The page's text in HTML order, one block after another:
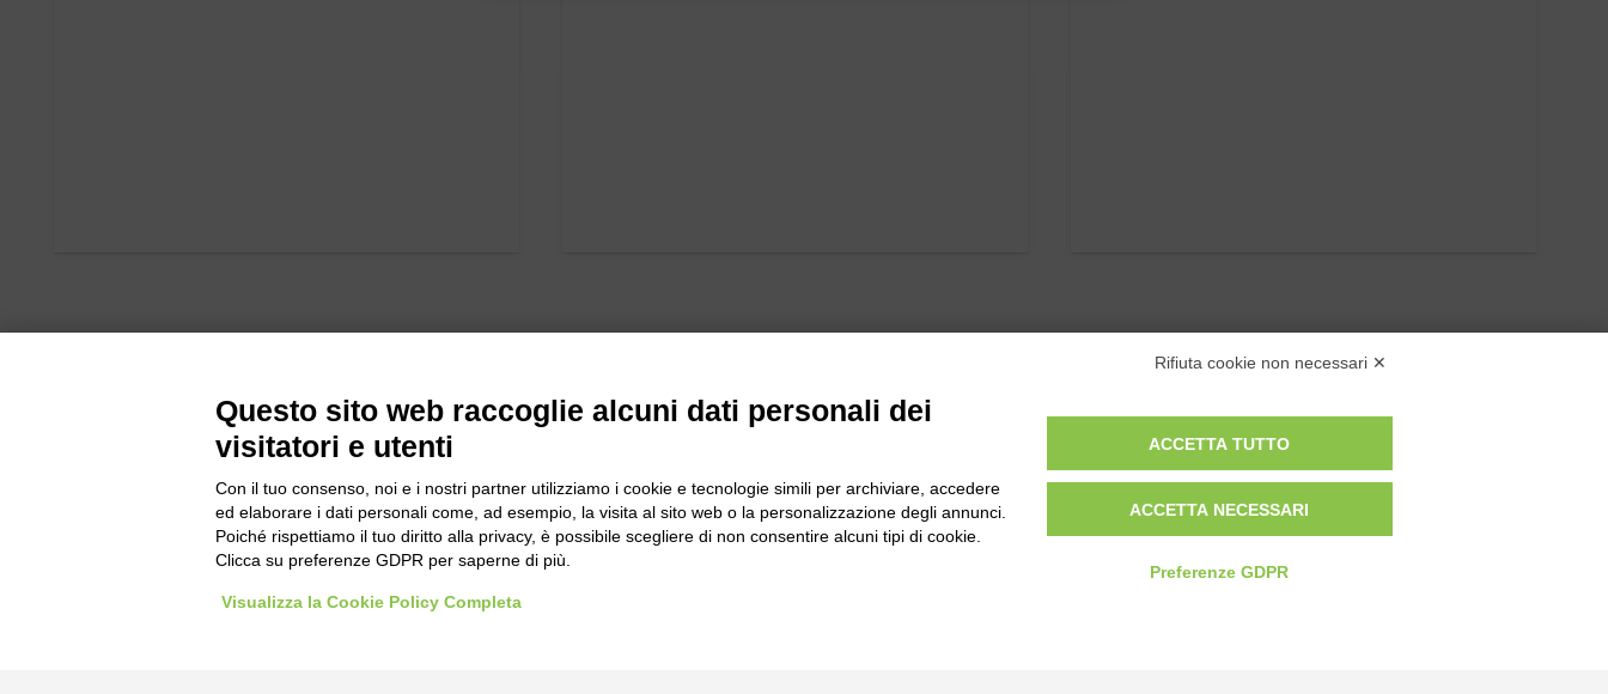
Bogliano Srl
Strada Statale 231 Alba-Bra
Borgo San Martino 44, 12060
Pocapaglia CN
Tel:0172-478161
Fax: 0172-487399
Privacy Policy
Rifiuta cookie non necessari ✕
Questo sito web raccoglie alcuni dati personali dei
visitatori e utenti
Con il tuo consenso, noi e i nostri partner utilizziamo i cookie e tecnologie simili per archiviare, accedere
ed elaborare i dati personali come, ad esempio, la visita al sito web o la personalizzazione degli annunci.
Poiché rispettiamo il tuo diritto alla privacy, è possibile scegliere di non consentire alcuni tipi di cookie.
Clicca su preferenze GDPR per saperne di più.
Visualizza la Cookie Policy Completa
ACCETTA TUTTO
ACCETTA NECESSARI
Preferenze GDPR